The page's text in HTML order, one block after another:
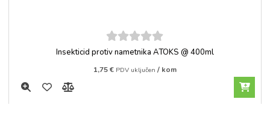
5out of
Insekticid protiv nametnika ATOKS @ 400ml
1,75€ PDV uključen / kom